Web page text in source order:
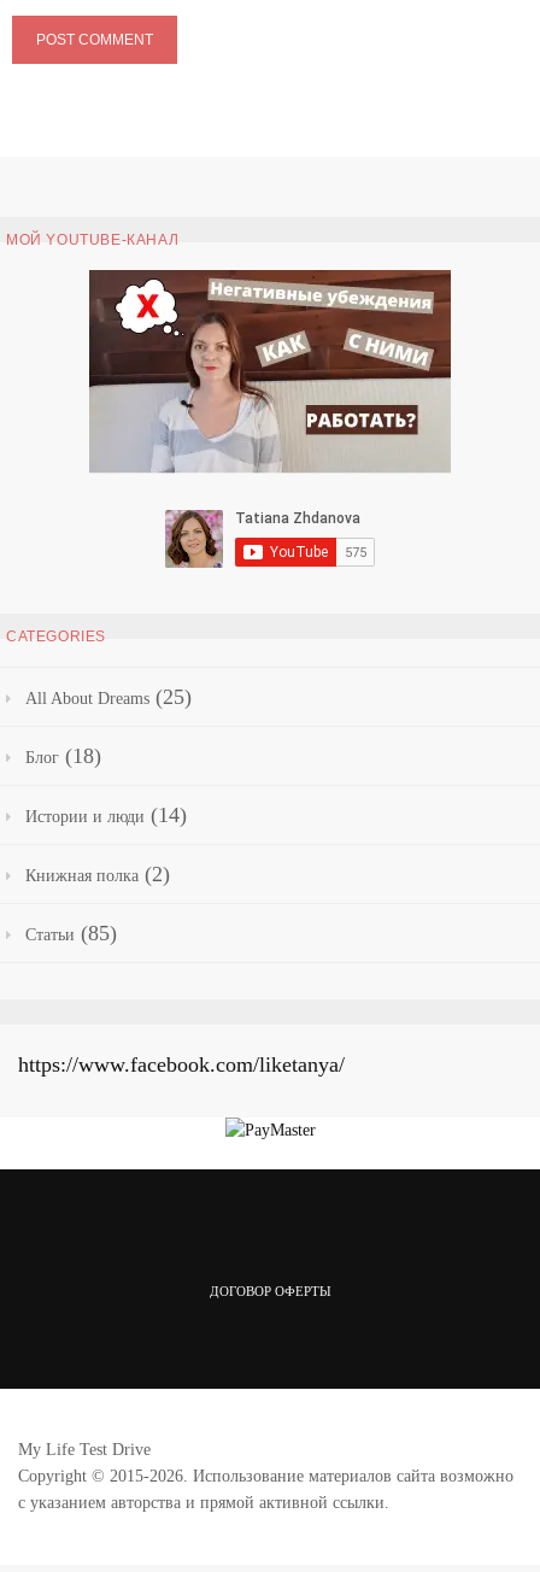
МОЙ YOUTUBE-КАНАЛ
CATEGORIES
All About Dreams (25)
Блог (18)
Истории и люди (14)
Книжная полка (2)
Статьи (85)
https://www.facebook.com/liketanya/
ДОГОВОР ОФЕРТЫ
My Life Test Drive
Copyright © 2015-2026. Использование материалов сайта возможно
с указанием авторства и прямой активной ссылки.